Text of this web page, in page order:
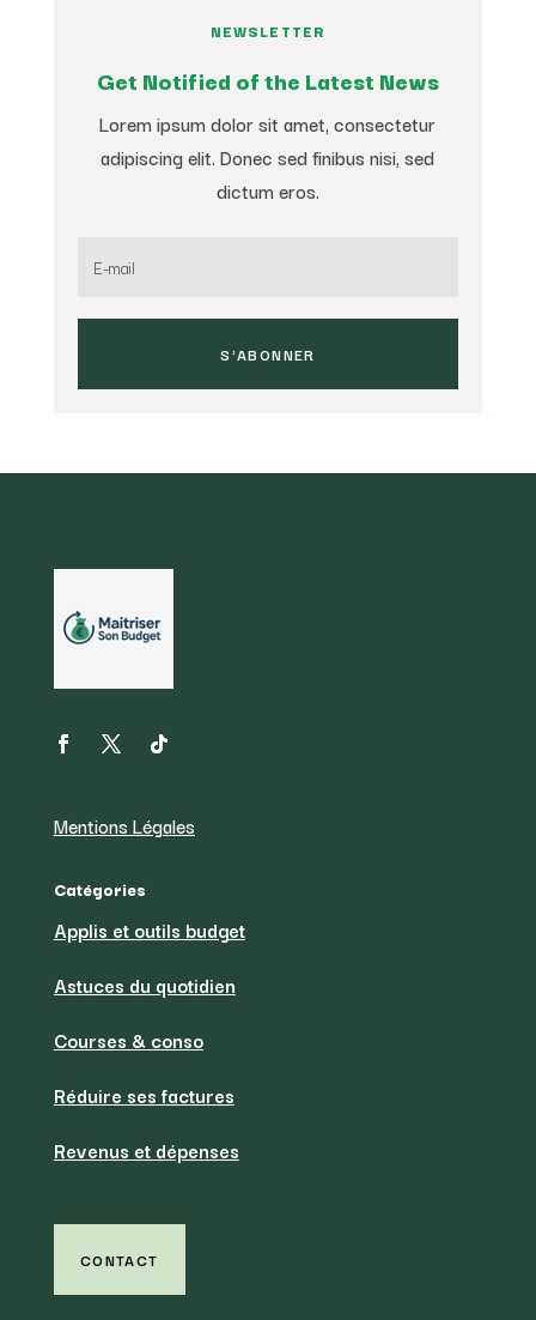
NEWSLETTER
Get Notified of the Latest News
Lorem ipsum dolor sit amet, consectetur
adipiscing elit. Donec sed finibus nisi, sed
dictum eros.
S'ABONNER
Mentions Légales
Catégories
Applis et outils budget
Astuces du quotidien
Courses & conso
Réduire ses factures
Revenus et dépenses
CONTACT